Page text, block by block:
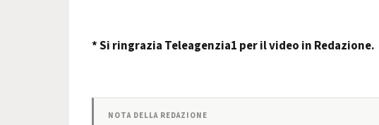
* Si ringrazia Teleagenzia1 per il video in Redazione.
NOTA DELLA REDAZIONE